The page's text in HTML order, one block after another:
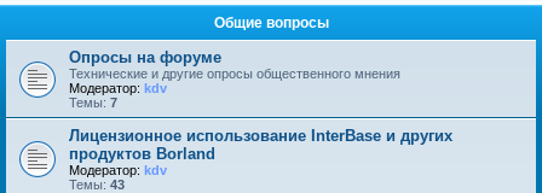
Общие вопросы
Опросы на форуме
Технические и другие опросы общественного мнения
Модератор: kdv
Темы: 7
Лицензионное использование InterBase и других
продуктов Borland
Модератор: kdv
Темы: 43